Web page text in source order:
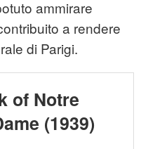
ammirare
a rendere
di Parigi.
of Notre
(1939)